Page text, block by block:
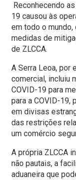
Reconhecendo
19 causou às
em todo o
medidas de
de ZLCCA.
A Serra Leoa, por
comercial, incluiu
COVID-19 para
para a COVID-
em divisas
das restrições
um comércio
A própria ZLCCA
não pautais, a
aduaneira que